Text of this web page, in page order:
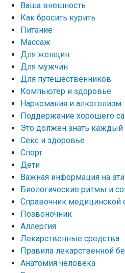
Ваша внешность
Как бросить курить
Питание
Массаж
Для женщин
Для мужчин
Для путешественников
Компьютер и здоровье
Наркомания и алкоголизм
Поддержание хорошего
Это должен знать каждый
Секс и здоровье
Спорт
Дети
Важная информация на
Биологические ритмы и
Справочник медицинской
Позвоночник
Аллергия
Лекарственные средства
Правила лекарственной
Aнатомия человека